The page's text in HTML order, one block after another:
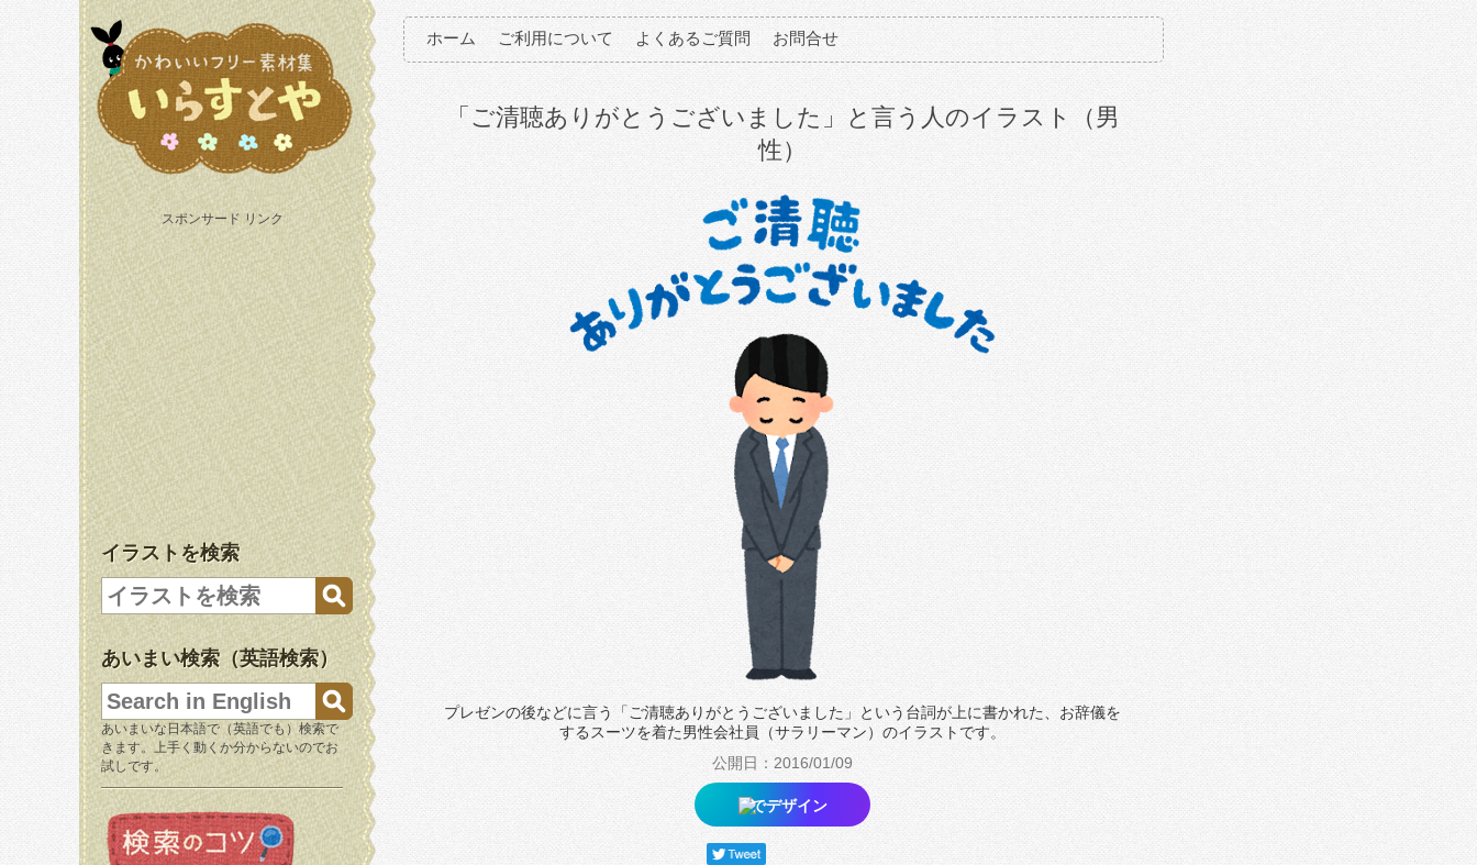
スポンサード リンク
イラストを検索
あいまい検索（英語検索）
あいまいな日本語で（英語でも）検索で
きます。上手く動くか分からないのでお
試しです。
ホーム ご利用について よくあるご質問 お問合せ
「ご清聴ありがとうございました」と言う人のイラスト（男
性）
プレゼンの後などに言う「ご清聴ありがとうございました」という台詞が上に書かれた、お辞儀を
するスーツを着た男性会社員（サラリーマン）のイラストです。
公開日：2016/01/09
でデザイン